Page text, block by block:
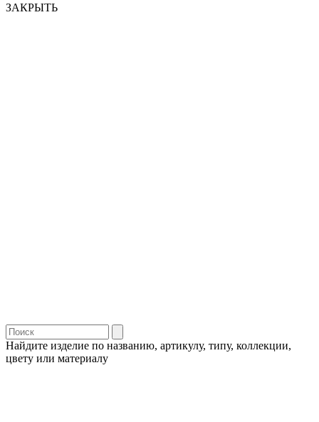
ЗАКРЫТЬ
Найдите изделие по названию, артикулу, типу, коллекции,
цвету или материалу